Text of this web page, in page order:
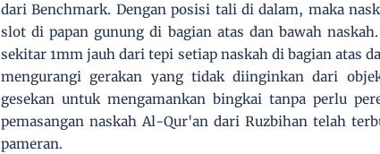
dari Benchmark. Dengan posisi tali di dalam, maka
slot di papan gunung di bagian atas dan bawah
sekitar 1mm jauh dari tepi setiap naskah di bagian atas
mengurangi gerakan yang tidak diinginkan dari
gesekan untuk mengamankan bingkai tanpa perlu
pemasangan naskah Al-Qur'an dari Ruzbihan telah
pameran.